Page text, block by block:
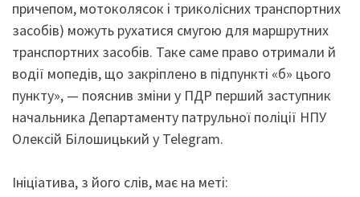
причепом, мотоколясок і триколісних транспортних
засобів) можуть рухатися смугою для маршрутних
транспортних засобів. Таке саме право отримали й
водії мопедів, що закріплено в підпункті «б» цього
пункту», — пояснив зміни у ПДР перший заступник
начальника Департаменту патрульної поліції НПУ
Олексій Білошицький у Telegram.
Ініціатива, з його слів, має на меті: